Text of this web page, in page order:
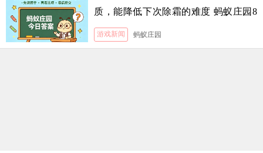
质，能降低下次除霜的难度 蚂蚁庄园8
月5日答案
游戏新闻 蚂蚁庄园